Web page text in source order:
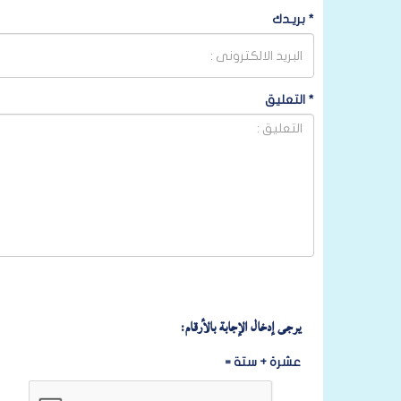
* بريـدك
* التعليق
يرجى إدخال الإجابة بالأرقام:
عشرة + ستة =